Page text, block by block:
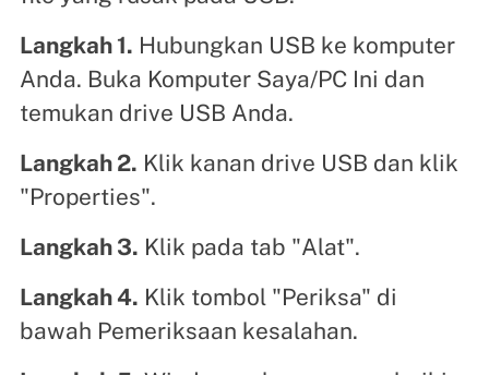
Langkah 1. Hubungkan USB ke komputer
Anda. Buka Komputer Saya/PC Ini dan
temukan drive USB Anda.
Langkah 2. Klik kanan drive USB dan klik
"Properties".
Langkah 3. Klik pada tab "Alat".
Langkah 4. Klik tombol "Periksa" di
bawah Pemeriksaan kesalahan.